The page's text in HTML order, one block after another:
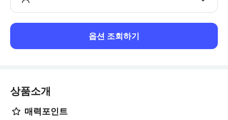
옵션 조회하기
상품소개
매력포인트